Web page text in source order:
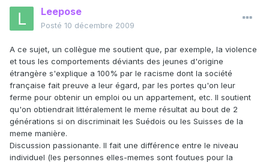
Leepose
Posté 10 décembre 2009
A ce sujet, un collègue me soutient que, par exemple, la violence
et tous les comportements déviants des jeunes d'origine
étrangère s'explique a 100% par le racisme dont la société
française fait preuve a leur égard, par les portes qu'on leur
ferme pour obtenir un emploi ou un appartement, etc. Il soutient
qu'on obtiendrait littéralement le meme résultat au bout de 2
générations si on discriminait les Suédois ou les Suisses de la
meme manière.
Discussion passionante. Il fait une différence entre le niveau
individuel (les personnes elles-memes sont foutues pour la